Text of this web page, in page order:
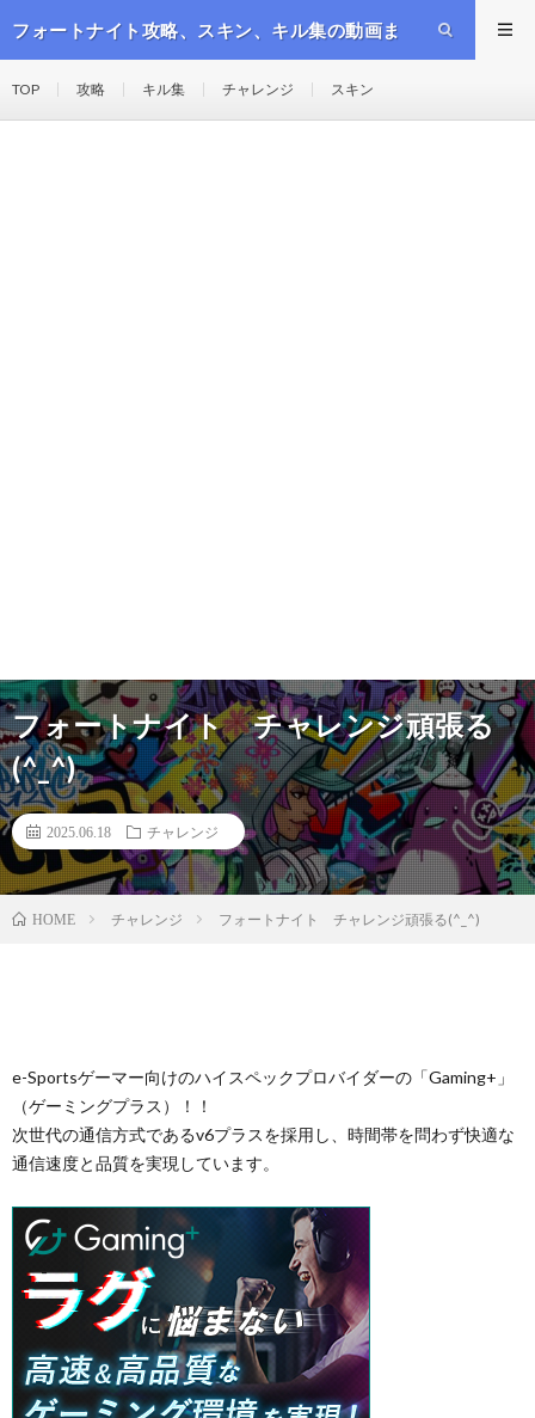
フォートナイト攻略、スキン、キル集の動画ま
TOP 攻略 キル集 チャレンジ スキン
フォートナイト チャレンジ頑張る
(^_^)
2025.06.18 チャレンジ
HOME チャレンジ フォートナイト チャレンジ頑張る(^_^)
e-Sportsゲーマー向けのハイスペックプロバイダーの「Gaming+」
（ゲーミングプラス）！！
次世代の通信方式であるv6プラスを採用し、時間帯を問わず快適な
通信速度と品質を実現しています。